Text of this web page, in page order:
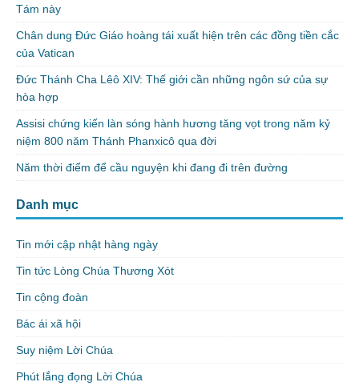
Tám này
Chân dung Đức Giáo hoàng tái xuất hiện trên các đồng tiền cắc
của Vatican
Đức Thánh Cha Lêô XIV: Thế giới cần những ngôn sứ của sự
hòa hợp
Assisi chứng kiến làn sóng hành hương tăng vọt trong năm kỷ
niệm 800 năm Thánh Phanxicô qua đời
Năm thời điểm để cầu nguyện khi đang đi trên đường
Danh mục
Tin mới cập nhật hàng ngày
Tin tức Lòng Chúa Thương Xót
Tin cộng đoàn
Bác ái xã hội
Suy niệm Lời Chúa
Phút lắng đọng Lời Chúa